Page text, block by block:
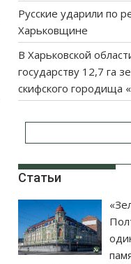
Русские ударили по
Харьковщине
В Харьковской
государству 12,7 га
скифского городища
Статьи